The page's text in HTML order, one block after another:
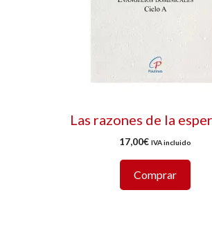
Las razones de la
17,00€ IVA incluido
Comprar